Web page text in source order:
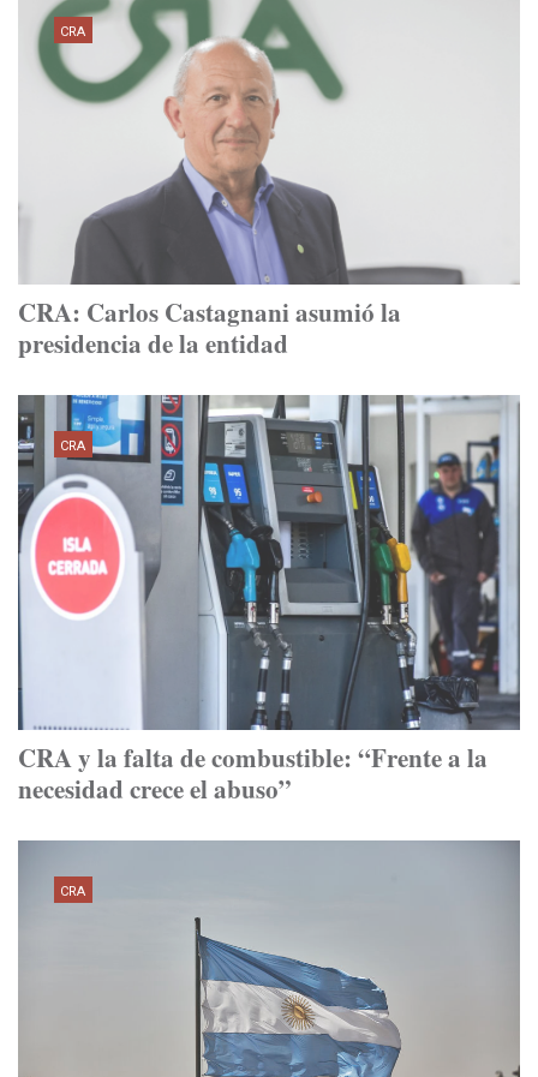
CRA
CRA: Carlos Castagnani asumió la
presidencia de la entidad
CRA
CRA y la falta de combustible: “Frente a la
necesidad crece el abuso”
CRA